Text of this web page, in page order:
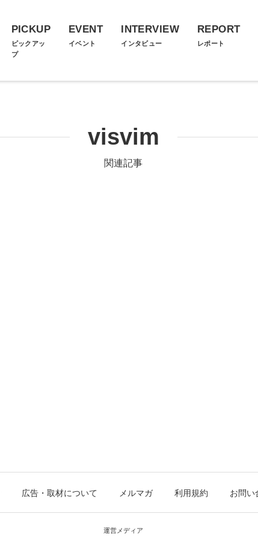
PICKUP
ピックアッ
プ
EVENT
イベント
INTERVIEW
インタビュー
REPORT
レポート
visvim
関連記事
広告・取材について メルマガ 利用規約 お問い
運営メディア